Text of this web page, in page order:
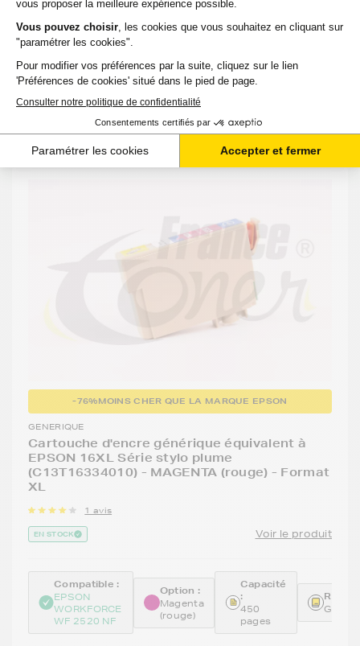
-
Ajouter au panier
-76%MOINS CHER QUE LA MARQUE EPSON
GENERIQUE
Cartouche d'encre générique équivalent à
EPSON 16XL Série stylo plume
(C13T16334010) - MAGENTA (rouge) - Format
XL
1 avis
EN STOCK Voir le produit
Compatible :
EPSON
WORKFORCE
WF 2520 NF
Option :
Magenta
(rouge)
Capacité
:
450
pages